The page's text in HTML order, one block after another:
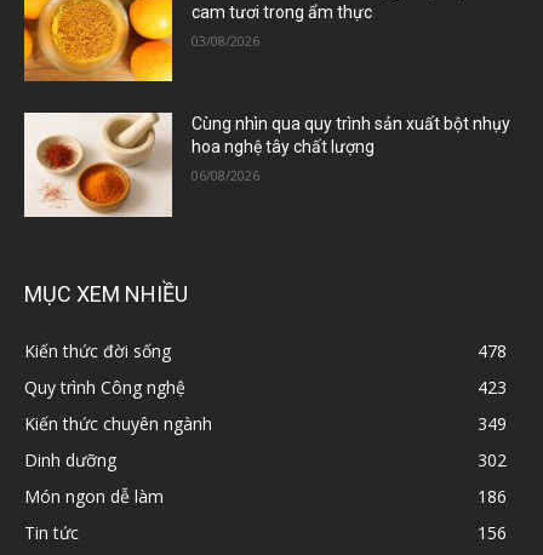
cam tươi trong ẩm thực
03/08/2026
Cùng nhìn qua quy trình sản xuất bột nhụy
hoa nghệ tây chất lượng
06/08/2026
MỤC XEM NHIỀU
Kiến thức đời sống
478
Quy trình Công nghệ
423
Kiến thức chuyên ngành
349
Dinh dưỡng
302
Món ngon dễ làm
186
Tin tức
156